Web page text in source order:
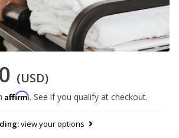
(USD)
Affirm. See if you qualify at checkout.
view your options